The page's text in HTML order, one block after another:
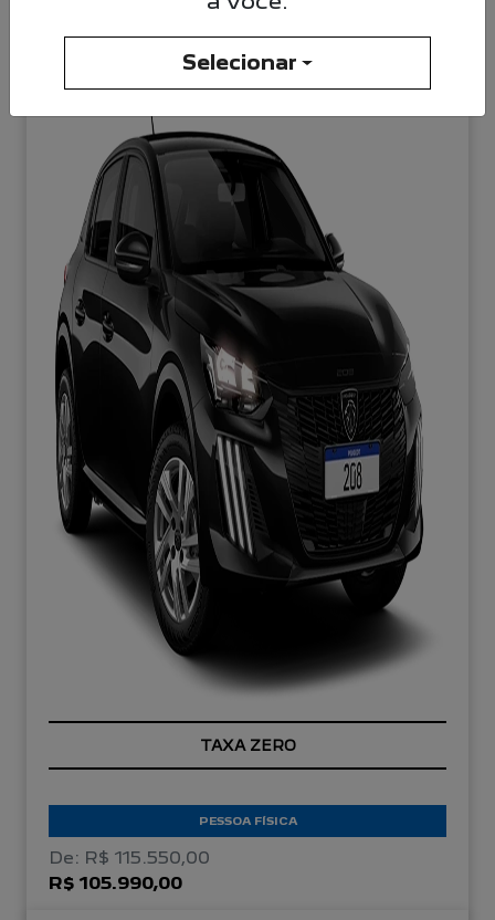
NOVO PEUGEOT 208
Active Turbo 26/26
TAXA ZERO
PESSOA FÍSICA
De: R$ 115.550,00
R$ 105.990,00
Selecionar